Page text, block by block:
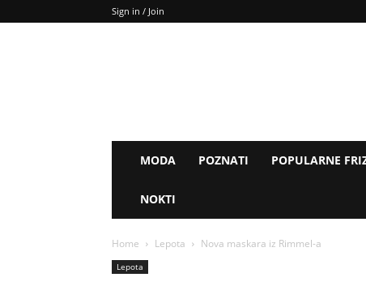
Sign in / Join
MODA POZNATI POPULARNE
NOKTI
Home Lepota Nova maskara iz Rimmel-a
Lepota